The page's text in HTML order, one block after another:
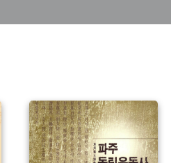
주제 :
유형 :